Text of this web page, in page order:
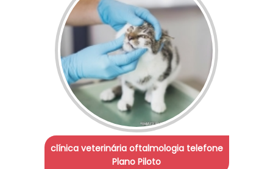
clínica veterinária oftalmologia telefone
Plano Piloto